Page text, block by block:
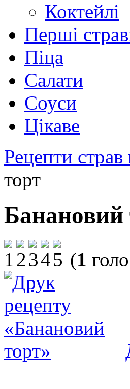
Коктейлі
Перші
Піца
Салати
Соуси
Цікаве
Рецепти страв
торт
Банановий
(1